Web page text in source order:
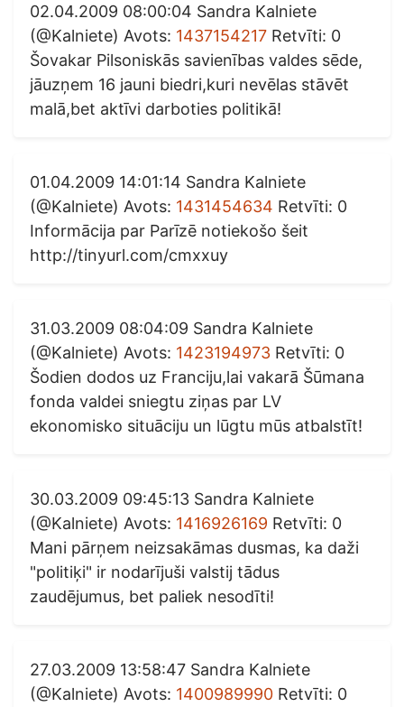
02.04.2009 08:00:04 Sandra Kalniete
(@Kalniete) Avots: 1437154217 Retvīti: 0
Šovakar Pilsoniskās savienības valdes sēde,
jāuzņem 16 jauni biedri,kuri nevēlas stāvēt
malā,bet aktīvi darboties politikā!
01.04.2009 14:01:14 Sandra Kalniete
(@Kalniete) Avots: 1431454634 Retvīti: 0
Informācija par Parīzē notiekošo šeit
http://tinyurl.com/cmxxuy
31.03.2009 08:04:09 Sandra Kalniete
(@Kalniete) Avots: 1423194973 Retvīti: 0
Šodien dodos uz Franciju,lai vakarā Šūmana
fonda valdei sniegtu ziņas par LV
ekonomisko situāciju un lūgtu mūs atbalstīt!
30.03.2009 09:45:13 Sandra Kalniete
(@Kalniete) Avots: 1416926169 Retvīti: 0
Mani pārņem neizsakāmas dusmas, ka daži
"politiķi" ir nodarījuši valstij tādus
zaudējumus, bet paliek nesodīti!
27.03.2009 13:58:47 Sandra Kalniete
(@Kalniete) Avots: 1400989990 Retvīti: 0